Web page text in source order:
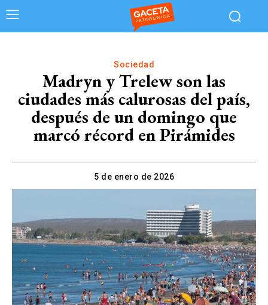
Sociedad
Madryn y Trelew son las
ciudades más calurosas del país,
después de un domingo que
marcó récord en Pirámides
5 de enero de 2026